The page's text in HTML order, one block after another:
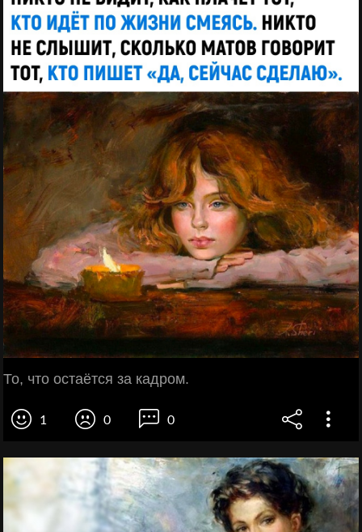
То, что остаётся за кадром.
1 0 0